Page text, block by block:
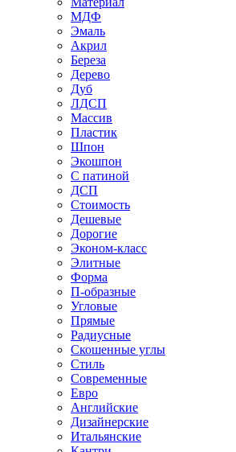
МДФ
Эмаль
Акрил
Береза
Дерево
Дуб
ЛДСП
Массив
Пластик
Шпон
Экошпон
С патиной
ДСП
Стоимость
Дешевые
Дорогие
Эконом-класс
Элитные
Форма
П-образные
Угловые
Прямые
Радиусные
Скошенные углы
Стиль
Современные
Евро
Английские
Дизайнерские
Итальянские